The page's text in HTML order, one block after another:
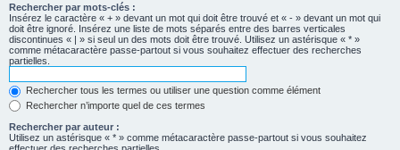
Rechercher par mots-clés :
Insérez le caractère « + » devant un mot qui doit être trouvé et « - » devant un mot qui
doit être ignoré. Insérez une liste de mots séparés entre des barres verticales
discontinues « | » si seul un des mots doit être trouvé. Utilisez un astérisque « * »
comme métacaractère passe-partout si vous souhaitez effectuer des recherches
partielles.
Rechercher tous les termes ou utiliser une question comme élément
Rechercher n’importe quel de ces termes
Rechercher par auteur :
Utilisez un astérisque « * » comme métacaractère passe-partout si vous souhaitez